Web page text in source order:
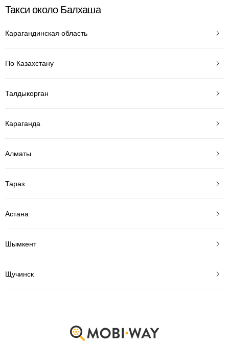
Такси около Балхаша
Карагандинская область
По Казахстану
Талдыкорган
Караганда
Алматы
Тараз
Астана
Шымкент
Щучинск